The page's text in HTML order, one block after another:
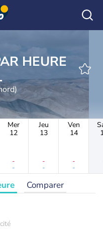
HEURE
Mer
12
-
-
Jeu
13
-
-
Ven
14
-
-
Comparer